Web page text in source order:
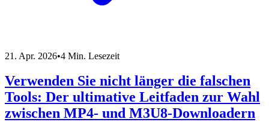
21. Apr. 2026•4 Min. Lesezeit
Verwenden Sie nicht länger die falschen
Tools: Der ultimative Leitfaden zur Wahl
zwischen MP4- und M3U8-Downloadern